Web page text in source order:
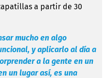
a partir de 30
mucho en algo
y aplicarlo al día a
a la gente en un
un lugar así, es una